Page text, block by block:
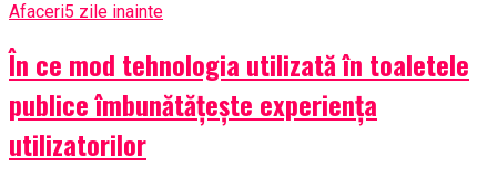
Afaceri5 zile inainte
În ce mod tehnologia utilizată în toaletele
publice îmbunătățește experiența
utilizatorilor